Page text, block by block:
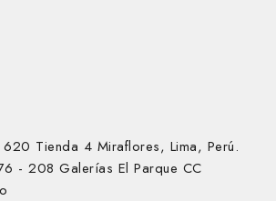
620 Tienda 4 Miraflores, Lima, Perú.
- 208 Galerías El Parque CC